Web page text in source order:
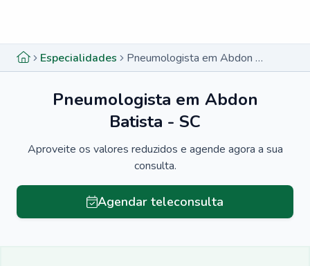
Especialidades Pneumologista em Abdon Batista - SC
Pneumologista em Abdon
Batista - SC
Aproveite os valores reduzidos e agende agora a sua
consulta.
Agendar teleconsulta